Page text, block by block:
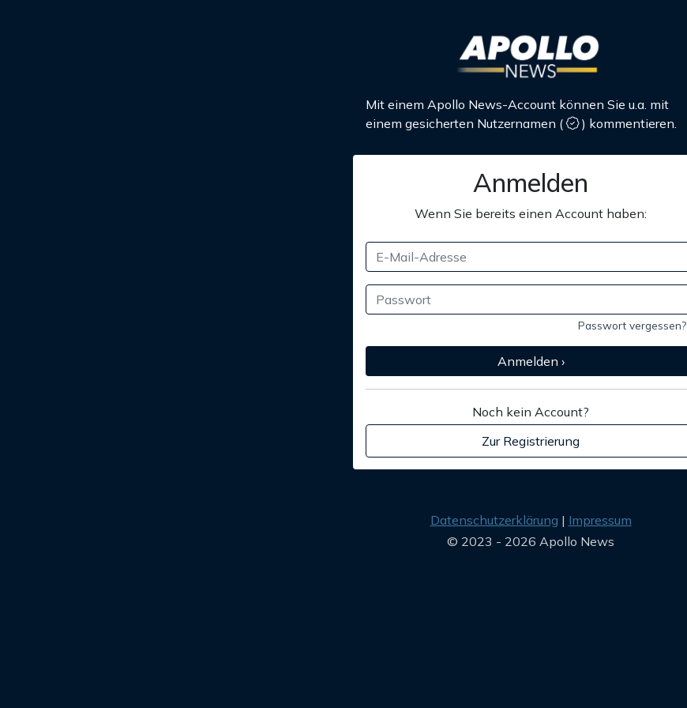
Mit einem Apollo News-Account können Sie u.a. mit
einem gesicherten Nutzernamen ( ) kommentieren.
Anmelden
Wenn Sie bereits einen Account haben:
Passwort vergessen?
Anmelden ›
Noch kein Account?
Zur Registrierung
Datenschutzerklärung
Impressum
© 2023 - 2026 Apollo News